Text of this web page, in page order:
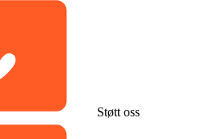
Støtt oss